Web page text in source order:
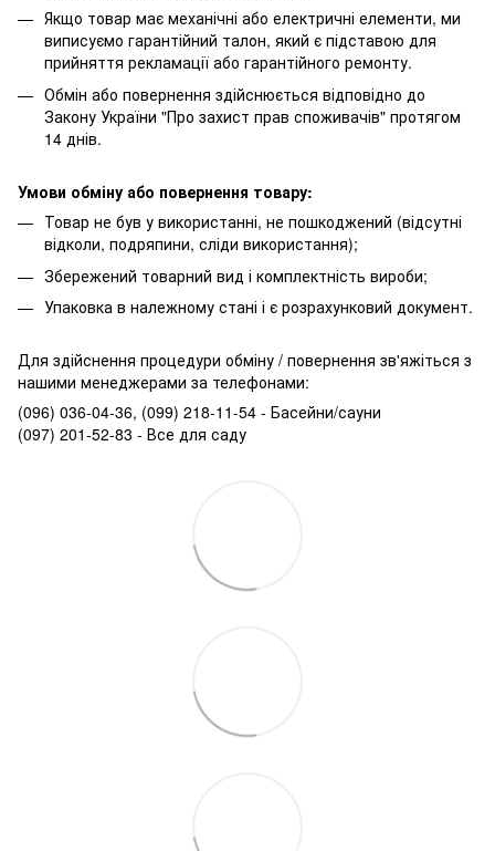
Якщо товар має механічні або електричні елементи, ми
виписуємо гарантійний талон, який є підставою для
прийняття рекламації або гарантійного ремонту.
Обмін або повернення здійснюється відповідно до
Закону України "Про захист прав споживачів" протягом
14 днів.
Умови обміну або повернення товару:
Товар не був у використанні, не пошкоджений (відсутні
відколи, подряпини, сліди використання);
Збережений товарний вид і комплектність вироби;
Упаковка в належному стані і є розрахунковий документ.
Для здійснення процедури обміну / повернення зв'яжіться з
нашими менеджерами за телефонами:
(096) 036-04-36, (099) 218-11-54 - Басейни/сауни
(097) 201-52-83 - Все для саду